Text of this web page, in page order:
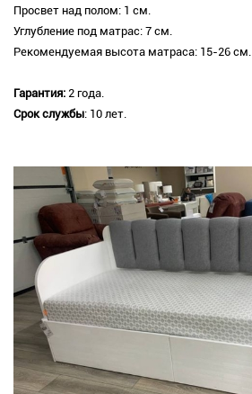
Просвет над полом: 1 см.
Углубление под матрас: 7 см.
Рекомендуемая высота матраса: 15-26 см.
Гарантия: 2 года.
Срок службы: 10 лет.